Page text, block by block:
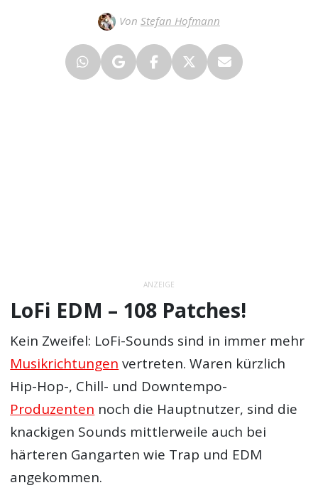
Von Stefan Hofmann
ANZEIGE
LoFi EDM – 108 Patches!
Kein Zweifel: LoFi-Sounds sind in immer mehr
Musikrichtungen vertreten. Waren kürzlich
Hip-Hop-, Chill- und Downtempo-
Produzenten noch die Hauptnutzer, sind die
knackigen Sounds mittlerweile auch bei
härteren Gangarten wie Trap und EDM
angekommen.